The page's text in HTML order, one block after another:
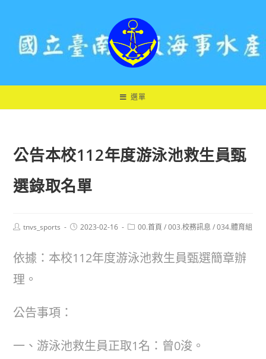
選單
公告本校112年度游泳池救生員甄
選錄取名單
Posttnvs_sports
Post2023-02-16
Post00.首頁 / 003.校務訊息 / 034.體育組
依據：本校112年度游泳池救生員甄選簡章辦
理。
公告事項：
一、游泳池救生員正取1名：曾0浚。